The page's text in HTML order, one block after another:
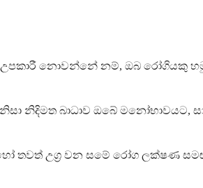
උපකාරී නොවන්නේ නම්, ඔබ රෝගියකු
නිදිමත බාධාව ඔබේ මනෝභාවයට,
හෝ තවත් උග්‍ර වන සමේ රෝග ලක්ෂණ